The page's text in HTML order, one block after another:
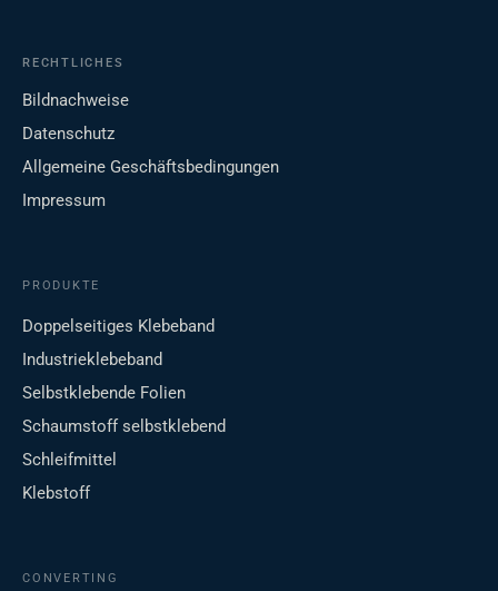
RECHTLICHES
Bildnachweise
Datenschutz
Allgemeine Geschäftsbedingungen
Impressum
PRODUKTE
Doppelseitiges Klebeband
Industrieklebeband
Selbstklebende Folien
Schaumstoff selbstklebend
Schleifmittel
Klebstoff
CONVERTING